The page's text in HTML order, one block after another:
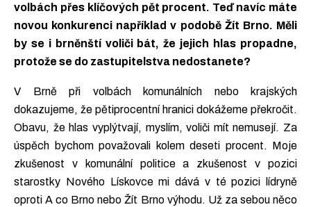
volbách přes klíčových pět procent. Teď navíc máte
novou konkurenci například v podobě Žít Brno. Měli
by se i brněnští voliči bát, že jejich hlas propadne,
protože se do zastupitelstva nedostanete?
V Brně při volbách komunálních nebo krajských
dokazujeme, že pětiprocentní hranici dokážeme překročit.
Obavu, že hlas vyplýtvají, myslím, voliči mít nemusejí. Za
úspěch bychom považovali kolem deseti procent. Moje
zkušenost v komunální politice a zkušenost v pozici
starostky Nového Lískovce mi dává v té pozici lídryně
oproti A co Brno nebo Žít Brno výhodu. Už za sebou něco